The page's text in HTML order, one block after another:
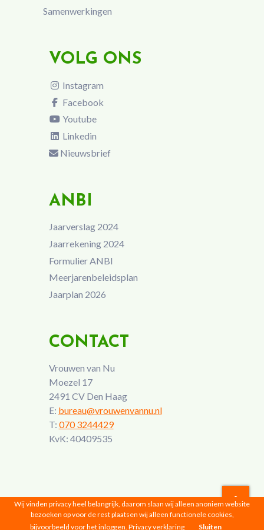
Samenwerkingen
VOLG ONS
Instagram
Facebook
Youtube
Linkedin
Nieuwsbrief
ANBI
Jaarverslag 2024
Jaarrekening 2024
Formulier ANBI
Meerjarenbeleidsplan
Jaarplan 2026
CONTACT
Vrouwen van Nu
Moezel 17
2491 CV Den Haag
E: bureau@vrouwenvannu.nl
T: 070 3244429
KvK: 40409535
Vrouwen van Nu © 2026 |Privacyverklaring
Wij vinden privacy heel belangrijk, daarom slaan wij alleen anoniem website
bezoeken op voor de rest plaatsen wij alleen functionele cookies,
bijvoorbeeld voor het inloggen. Privacy verklaring Sluiten